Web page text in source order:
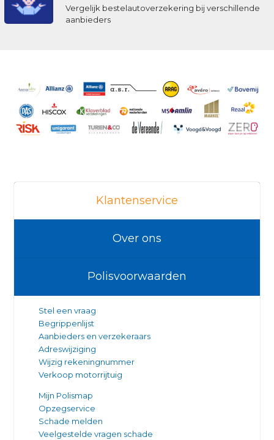
Vergelijk bestelautoverzekering bij verschillende
aanbieders
Klantenservice
Over ons
Polisvoorwaarden
Stel een vraag
Begrippenlijst
Aanbieders en verzekeraars
Adreswijziging
Wijzig rekeningnummer
Verkoop motorrijtuig
Mijn Polismap
Opzegservice
Schade melden
Veelgestelde vragen schade